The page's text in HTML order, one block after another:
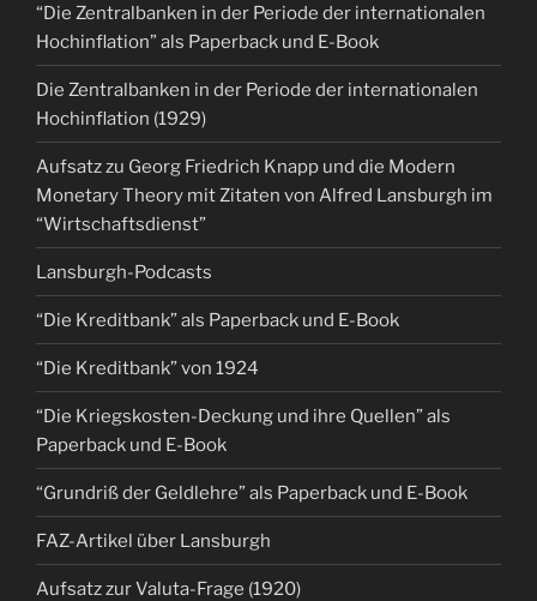
“Die Zentralbanken in der Periode der internationalen
Hochinflation” als Paperback und E-Book
Die Zentralbanken in der Periode der internationalen
Hochinflation (1929)
Aufsatz zu Georg Friedrich Knapp und die Modern
Monetary Theory mit Zitaten von Alfred Lansburgh im
“Wirtschaftsdienst”
Lansburgh-Podcasts
“Die Kreditbank” als Paperback und E-Book
“Die Kreditbank” von 1924
“Die Kriegskosten-Deckung und ihre Quellen” als
Paperback und E-Book
“Grundriß der Geldlehre” als Paperback und E-Book
FAZ-Artikel über Lansburgh
Aufsatz zur Valuta-Frage (1920)